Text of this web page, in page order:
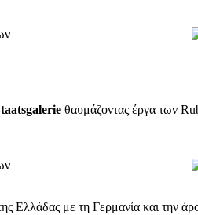
θαυμάζοντας έργα των
Ελλάδας με τη Γερμανία και την